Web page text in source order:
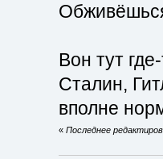
Вон тут
Сталин,
вполне
« Последнее